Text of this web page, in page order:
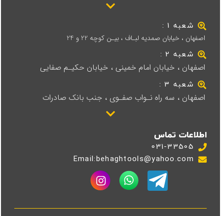
شعبه 1 :
اصفهان ، خیابان صمدیه لبـاف ، بیـن کوچه 22 و 24
شعبه 2 :
اصفهان ، خیابان امام خمینی ، خیابان حکیـم صفایی
شعبه 3 :
اصفهان ، سه راه نـواب صفـوی ، جنب بانک صادرات
اطلاعات تماس
031-33505
Email:behaghtools@yahoo.com